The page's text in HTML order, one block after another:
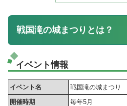
戦国滝の城まつりとは？
イベント情報
イベント名
戦国滝の城まつり
開催時期
毎年5月